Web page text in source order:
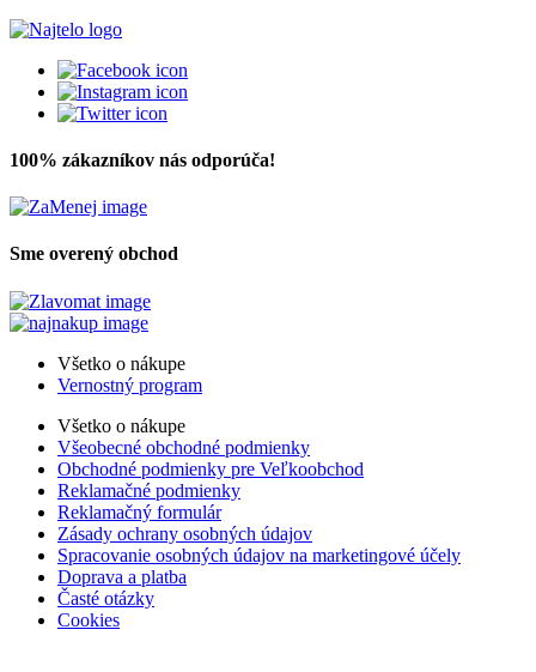
100% zákazníkov nás odporúča!
Sme overený obchod
Všetko o nákupe
Vernostný program
Všetko o nákupe
Všeobecné obchodné podmienky
Obchodné podmienky pre Veľkoobchod
Reklamačné podmienky
Reklamačný formulár
Zásady ochrany osobných údajov
Spracovanie osobných údajov na marketingové účely
Doprava a platba
Časté otázky
Cookies